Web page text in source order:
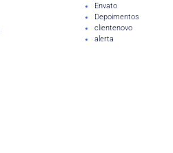
Envato
Depoimentos
clientenovo
alerta